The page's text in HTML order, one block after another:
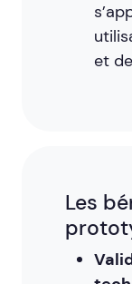
et
Les